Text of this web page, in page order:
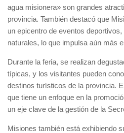
agua misionera» son grandes
provincia. También destacó que
un epicentro de eventos
naturales, lo que impulsa aún más
Durante la feria, se realizan
típicas, y los visitantes pueden
destinos turísticos de la provincia.
que tiene un enfoque en la
un eje clave de la gestión de la
Misiones también está exhibiendo